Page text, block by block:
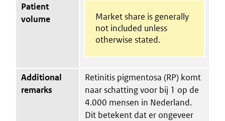
Patient
volume
Market share is generally
not included unless
otherwise stated.
Additional
remarks
Retinitis pigmentosa (RP) komt
naar schatting voor bij 1 op de
4.000 mensen in Nederland.
Dit betekent dat er ongeveer